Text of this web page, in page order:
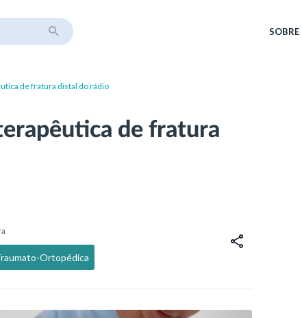
SOBRE
de fratura distal do rádio
de fratura
Ortopédica